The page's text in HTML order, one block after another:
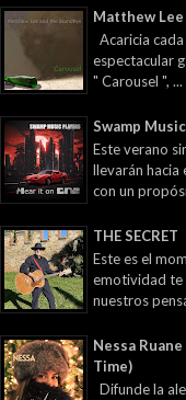
Matthew
Acaricia
espectacular
" Carousel ", ...
Swamp
Este verano
llevarán hacia
con un
THE SECRET
Este es el
emotividad te
nuestros
Nessa
Time)
Difunde la